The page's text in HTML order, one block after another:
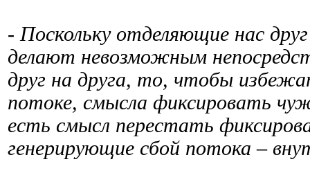
- Поскольку отделяющие нас
делают невозможным
друг на друга, то, чтобы
потоке, смысла фиксировать
есть смысл перестать
генерирующие сбой потока –